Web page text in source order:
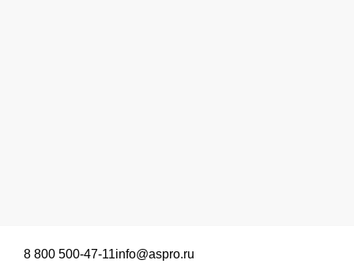
8 800 500-47-11info@aspro.ru